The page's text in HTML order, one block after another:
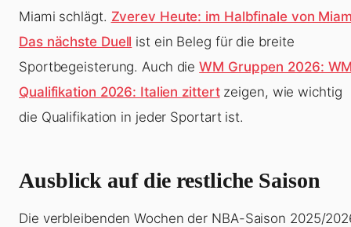
Miami schlägt. Zverev Heute: im Halbfinale von
Das nächste Duell ist ein Beleg für die breite
Sportbegeisterung. Auch dieWM Gruppen 2026:
Qualifikation 2026: Italien zittertzeigen, wie wichtig
die Qualifikation in jeder Sportart ist.
Ausblick auf die restliche Saison
Die verbleibenden Wochen der NBA-Saison 2025/